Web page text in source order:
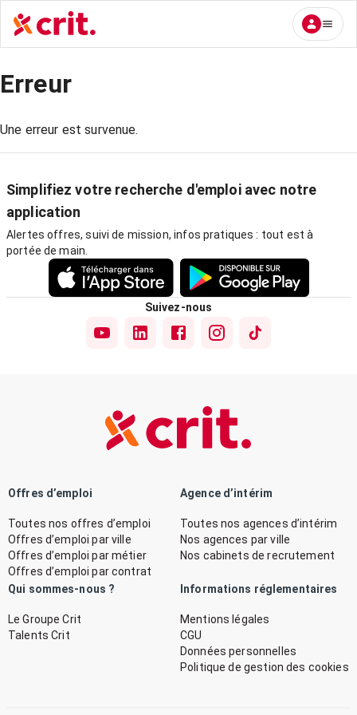
Erreur
Une erreur est survenue.
Simplifiez votre recherche d'emploi avec notre
application
Alertes offres, suivi de mission, infos pratiques : tout est à
portée de main.
Suivez-nous
Offres d’emploi
Toutes nos offres d’emploi
Offres d’emploi par ville
Offres d’emploi par métier
Offres d’emploi par contrat
Agence d’intérim
Toutes nos agences d’intérim
Nos agences par ville
Nos cabinets de recrutement
Qui sommes-nous ?
Le Groupe Crit
Talents Crit
Informations réglementaires
Mentions légales
CGU
Données personnelles
Politique de gestion des cookies